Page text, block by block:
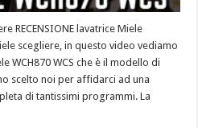
RECENSIONE lavatrice Miele
scegliere, in questo video vediamo
WCH870 WCS che è il modello di
scelto noi per affidarci ad una
di tantissimi programmi. La